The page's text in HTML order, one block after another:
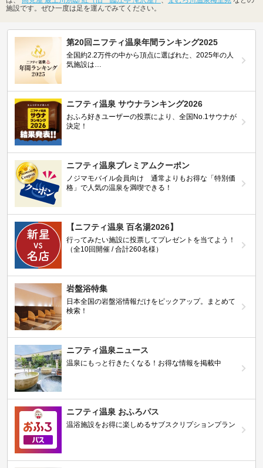
施設です。ぜひ一度は足を運んでみてください。
第20回ニフティ温泉年間ランキング2025
全国約2.2万件の中から頂点に選ばれた、2025年の人
気施設は…
ニフティ温泉 サウナランキング2026
おふろ好きユーザーの投票により、全国No.1サウナが
決定！
ニフティ温泉プレミアムクーポン
ノジマモバイル会員向け 通常よりもお得な「特別価
格」で人気の温泉を満喫できる！
【ニフティ温泉 百名湯2026】
行ってみたい施設に投票してプレゼントを当てよう！
（全10回開催 / 合計260名様）
岩盤浴特集
日本全国の岩盤浴情報だけをピックアップ。まとめて
検索！
ニフティ温泉ニュース
温泉にもっと行きたくなる！お得な情報を掲載中
ニフティ温泉 おふろパス
温浴施設をお得に楽しめるサブスクリプションプラン